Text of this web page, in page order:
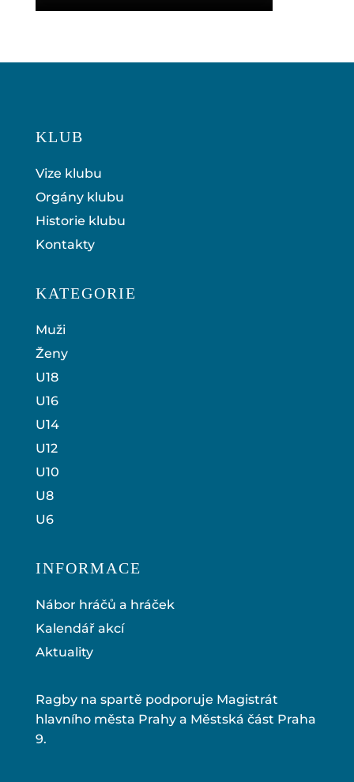
KLUB
Vize klubu
Orgány klubu
Historie klubu
Kontakty
KATEGORIE
Muži
Ženy
U18
U16
U14
U12
U10
U8
U6
INFORMACE
Nábor hráčů a hráček
Kalendář akcí
Aktuality
Ragby na spartě podporuje Magistrát
hlavního města Prahy a Městská část Praha
9.